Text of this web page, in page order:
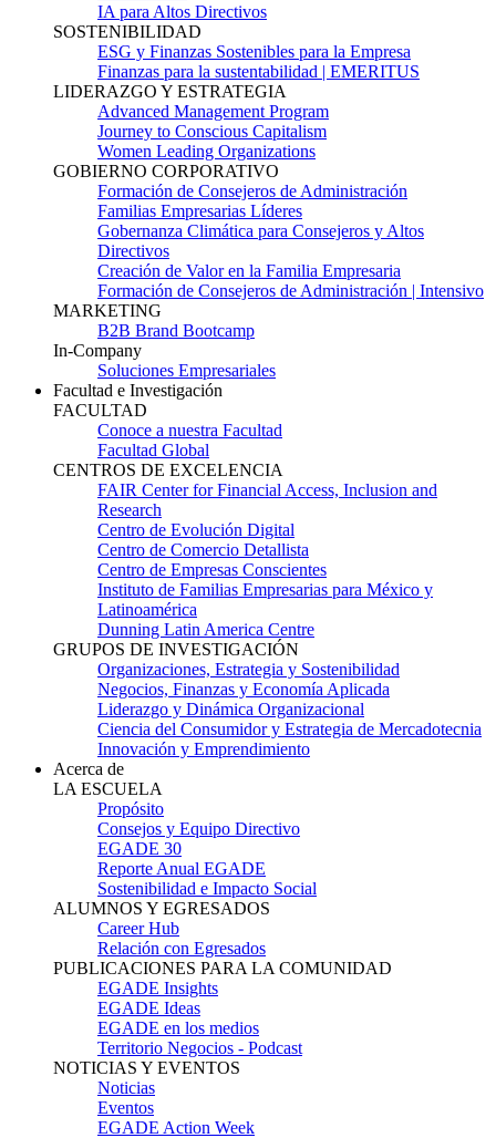
IA para Altos Directivos
SOSTENIBILIDAD
ESG y Finanzas Sostenibles para la Empresa
Finanzas para la sustentabilidad | EMERITUS
LIDERAZGO Y ESTRATEGIA
Advanced Management Program
Journey to Conscious Capitalism
Women Leading Organizations
GOBIERNO CORPORATIVO
Formación de Consejeros de Administración
Familias Empresarias Líderes
Gobernanza Climática para Consejeros y Altos
Directivos
Creación de Valor en la Familia Empresaria
Formación de Consejeros de Administración | Intensivo
MARKETING
B2B Brand Bootcamp
In-Company
Soluciones Empresariales
Facultad e Investigación
FACULTAD
Conoce a nuestra Facultad
Facultad Global
CENTROS DE EXCELENCIA
FAIR Center for Financial Access, Inclusion and
Research
Centro de Evolución Digital
Centro de Comercio Detallista
Centro de Empresas Conscientes
Instituto de Familias Empresarias para México y
Latinoamérica
Dunning Latin America Centre
GRUPOS DE INVESTIGACIÓN
Organizaciones, Estrategia y Sostenibilidad
Negocios, Finanzas y Economía Aplicada
Liderazgo y Dinámica Organizacional
Ciencia del Consumidor y Estrategia de Mercadotecnia
Innovación y Emprendimiento
Acerca de
LA ESCUELA
Propósito
Consejos y Equipo Directivo
EGADE 30
Reporte Anual EGADE
Sostenibilidad e Impacto Social
ALUMNOS Y EGRESADOS
Career Hub
Relación con Egresados
PUBLICACIONES PARA LA COMUNIDAD
EGADE Insights
EGADE Ideas
EGADE en los medios
Territorio Negocios - Podcast
NOTICIAS Y EVENTOS
Noticias
Eventos
EGADE Action Week